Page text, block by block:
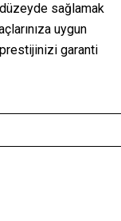
sağlamak
uygun
garanti